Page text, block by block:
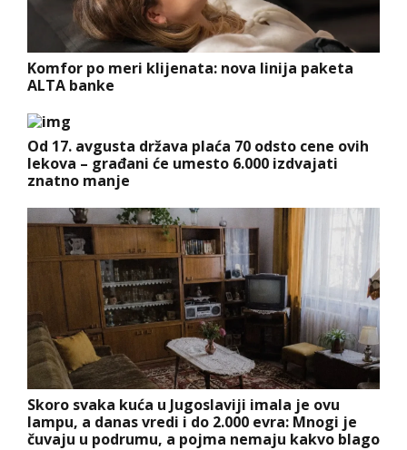
Komfor po meri klijenata: nova linija paketa
ALTA banke
Od 17. avgusta država plaća 70 odsto cene ovih
lekova – građani će umesto 6.000 izdvajati
znatno manje
Skoro svaka kuća u Jugoslaviji imala je ovu
lampu, a danas vredi i do 2.000 evra: Mnogi je
čuvaju u podrumu, a pojma nemaju kakvo blago